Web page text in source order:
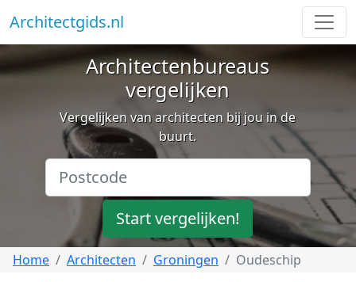
Architectgids.nl
Architectenbureaus
vergelijken
Vergelijken van architecten bij jou in de
buurt.
Start vergelijken!
Home Architecten Groningen Oudeschip